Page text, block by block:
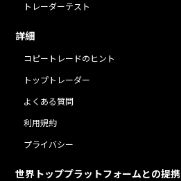
トレーダーテスト
詳細
コピートレードのヒント
トップトレーダー
よくある質問
利用規約
プライバシー
世界トッププラットフォームとの提携